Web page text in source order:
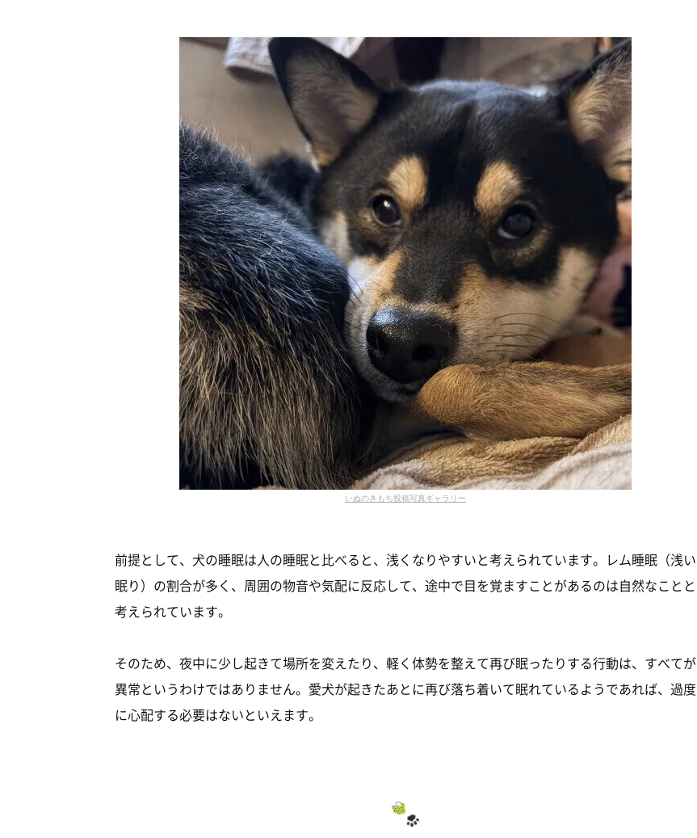
いぬのきもち投稿写真ギャラリー
前提として、犬の睡眠は人の睡眠と比べると、浅くなりやすいと考えられています。レム睡眠（浅い
眠り）の割合が多く、周囲の物音や気配に反応して、途中で目を覚ますことがあるのは自然なことと
考えられています。
そのため、夜中に少し起きて場所を変えたり、軽く体勢を整えて再び眠ったりする行動は、すべてが
異常というわけではありません。愛犬が起きたあとに再び落ち着いて眠れているようであれば、過度
に心配する必要はないといえます。